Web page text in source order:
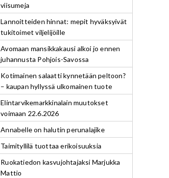
viisumeja
Lannoitteiden hinnat: mepit hyväksyivät
tukitoimet viljelijöille
Avomaan mansikkakausi alkoi jo ennen
juhannusta Pohjois-Savossa
Kotimainen salaatti kynnetään peltoon?
– kaupan hyllyssä ulkomainen tuote
Elintarvikemarkkinalain muutokset
voimaan 22.6.2026
Annabelle on halutin perunalajike
Taimityllilä tuottaa erikoisuuksia
Ruokatiedon kasvujohtajaksi Marjukka
Mattio